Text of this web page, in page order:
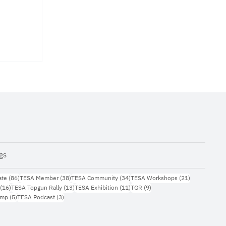
ม
ริม
(86)86 กระทู้
TESA Member(38)38 กระทู้
TESA Community (34)34 กระทู้
TESA Workshops (21)
(16)16 กระทู้
TESA Topgun Rally (13)13 กระทู้
TESA Exhibition (11)11 กระทู้
TGR (9)
(5)5 กระทู้
TESA Podcast (3)